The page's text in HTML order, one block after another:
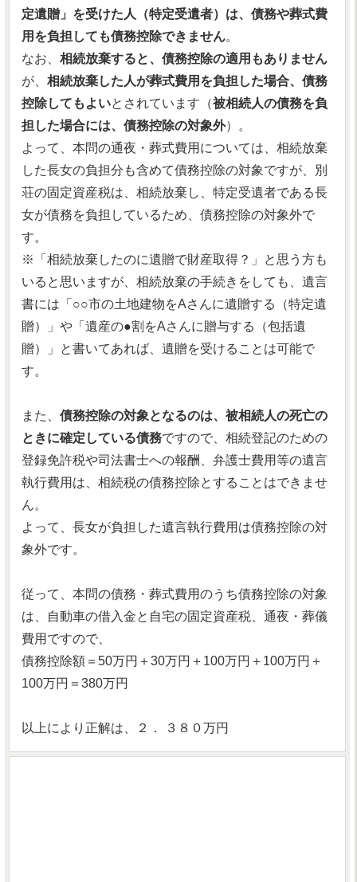
定遺贈」を受けた人（特定受遺者）は、債務や葬式費
用を負担しても債務控除できません。
なお、 相続放棄すると、債務控除の適用もありません
が、 相続放棄した人が葬式費用を負担した場合、債務
控除してもよいとされています（被相続人の債務を負
担した場合には、債務控除の対象外）。
よって、本問の通夜・葬式費用については、相続放棄
した長女の負担分も含めて債務控除の対象ですが、別
荘の固定資産税は、相続放棄し、特定受遺者である長
女が債務を負担しているため、債務控除の対象外で
す。
※「相続放棄したのに遺贈で財産取得？」と思う方も
いると思いますが、相続放棄の手続きをしても、遺言
書には「○○市の土地建物をAさんに遺贈する（特定遺
贈）」や「遺産の●割をAさんに贈与する（包括遺
贈）」と書いてあれば、遺贈を受けることは可能で
す。
また、 債務控除の対象となるのは、被相続人の死亡の
ときに確定している債務ですので、相続登記のための
登録免許税や司法書士への報酬、弁護士費用等の遺言
執行費用は、相続税の債務控除とすることはできませ
ん。
よって、長女が負担した遺言執行費用は債務控除の対
象外です。
従って、本問の債務・葬式費用のうち債務控除の対象
は、自動車の借入金と自宅の固定資産税、通夜・葬儀
費用ですので、
債務控除額＝50万円＋30万円＋100万円＋100万円＋
100万円＝380万円
以上により正解は、２． ３８０万円